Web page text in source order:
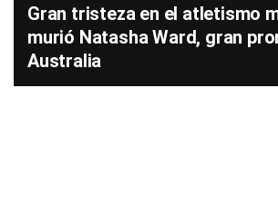
Gran tristeza en el atletismo
murió Natasha Ward, gran
Australia